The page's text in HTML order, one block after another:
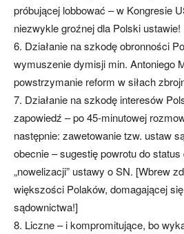
próbującej lobbować – w Kongresie
niezwykle groźnej dla Polski ustawie!
6. Działanie na szkodę obronności
wymuszenie dymisji min. Antoniego
powstrzymanie reform w siłach
7. Działanie na szkodę interesów
zapowiedź – po 45-minutowej
następnie: zawetowanie tzw. ustaw
obecnie – sugestię powrotu do status
„nowelizacji” ustawy o SN. [Wbrew
większości Polaków, domagającej
sądownictwa!]
8. Liczne – i kompromitujące, bo